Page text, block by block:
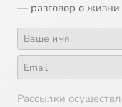
— разговор о
Рассылки